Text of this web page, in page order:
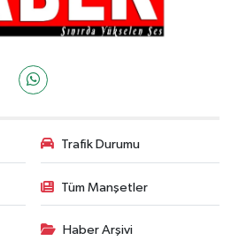
Trafik Durumu
Tüm Manşetler
Haber Arşivi